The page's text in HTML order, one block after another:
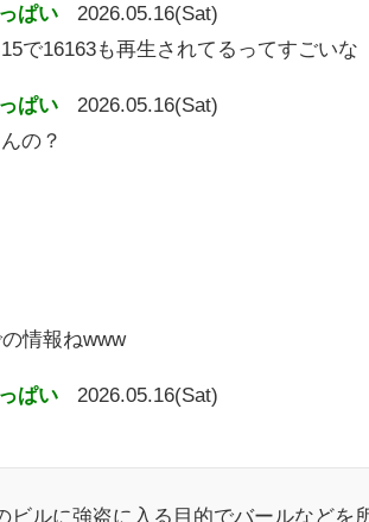
ぱい
2026.05.16(Sat)
で16163も再生されてるってすごいな
ぱい
2026.05.16(Sat)
の？
情報ねwww
ぱい
2026.05.16(Sat)
ビルに強盗に入る目的でバールなどを